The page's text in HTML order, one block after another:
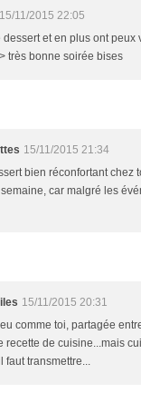
15/11/2015 22:05
et en plus ont peux
très bonne soirée bises
15/11/2015 21:34
bien réconfortant chez
car malgré les
15/11/2015 20:31
comme toi, partagée
recette de cuisine...mais
faut transmettre...